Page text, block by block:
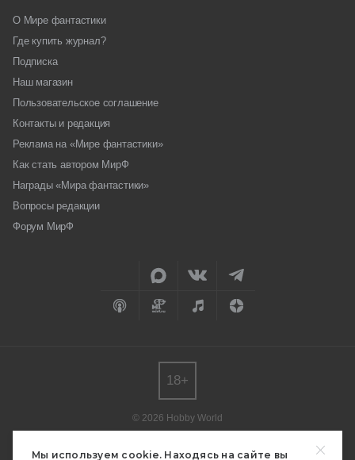
Мы используем cookie. Находясь на сайте вы
О Мире фантастики
Где купить журнал?
Подписка
Наш магазин
Пользовательское соглашение
Контакты и редакция
Реклама на «Мире фантастики»
Как стать автором МирФ
Награды «Мира фантастики»
Вопросы редакции
Форум МирФ
© 2026 Hobby World
редакции.
18+